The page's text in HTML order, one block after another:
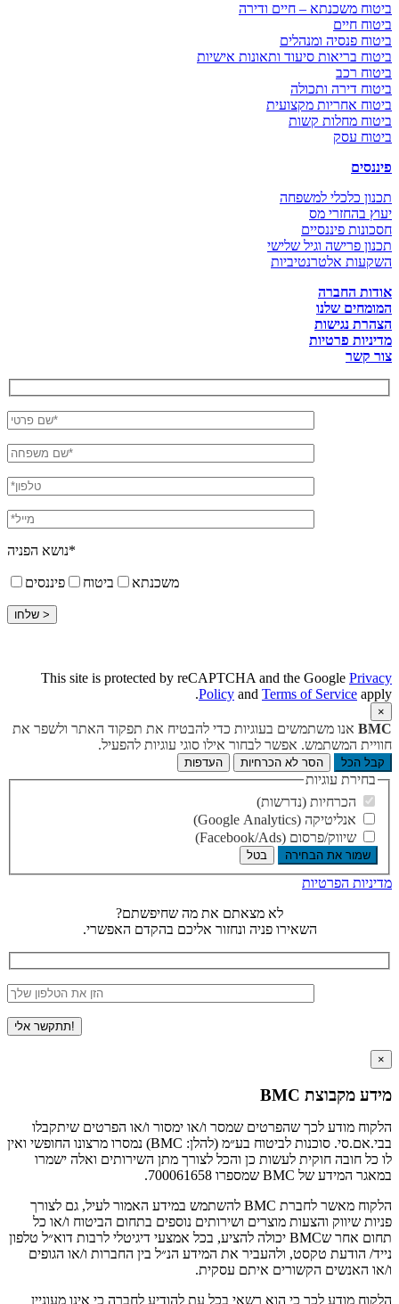
ביטוח משכנתא – חיים ודירה
ביטוח חיים
ביטוח פנסיה ומנהלים
ביטוח בריאות סיעוד ותאונות אישיות
ביטוח רכב
ביטוח דירה ותכולה
ביטוח אחריות מקצועית
ביטוח מחלות קשות
ביטוח עסק
פיננסים
תכנון כלכלי למשפחה
יעוץ בהחזרי מס
חסכונות פיננסיים
תכנון פרישה וגיל שלישי
השקעות אלטרנטיביות
אודות החברה
המומחים שלנו
הצהרת נגישות
מדיניות פרטיות
צור קשר
נושא הפניה*
משכנתא ביטוח פיננסים
This site is protected by reCAPTCHA and the Google Privacy
Policy and Terms of Service apply.
×
BMC אנו משתמשים בעוגיות כדי להבטיח את תפקוד האתר ולשפר את
חוויית המשתמש. אפשר לבחור אילו סוגי עוגיות להפעיל.
קבל הכל הסר לא הכרחיות העדפות
בחירת עוגיות
הכרחיות (נדרשות)
אנליטיקה (Google Analytics)
שיווק/פרסום (Facebook/Ads)
שמור את הבחירה בטל
מדיניות הפרטיות
לא מצאתם את מה שחיפשתם?
השאירו פניה ונחזור אליכם בהקדם האפשרי.
×
מידע מקבוצת BMC
הלקוח מודע לכך שהפרטים שמסר ו/או ימסור ו/או הפרטים שיתקבלו
בבי.אם.סי. סוכנות לביטוח בע״מ (להלן: BMC) נמסרו מרצונו החופשי ואין
לו כל חובה חוקית לעשות כן והכל לצורך מתן השירותים ואלה ישמרו
במאגר המידע של BMC שמספרו 700061658.
הלקוח מאשר לחברת BMC להשתמש במידע האמור לעיל, גם לצורך
פניות שיווק והצעות מוצרים ושירותים נוספים בתחום הביטוח ו/או כל
תחום אחר שBMC יכולה להציע, בכל אמצעי דיגיטלי לרבות דוא״ל טלפון
נייד/ הודעת טקסט, ולהעביר את המידע הנ״ל בין החברות ו/או הגופים
ו/או האנשים הקשורים איתם עסקית.
הלקוח מודע לכך כי הוא רשאי בכל עת להודיע לחברה כי אינו מעוניין